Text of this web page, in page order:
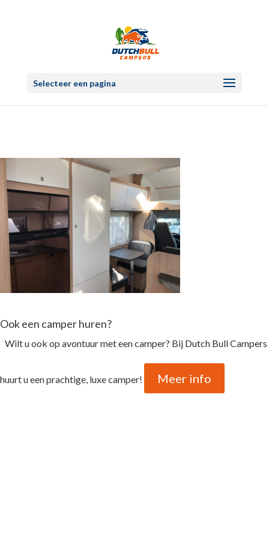
Selecteer een pagina
Ook een camper huren?
Wilt u ook op avontuur met een camper? Bij Dutch Bull Campers
huurt u een prachtige, luxe camper! Meer info